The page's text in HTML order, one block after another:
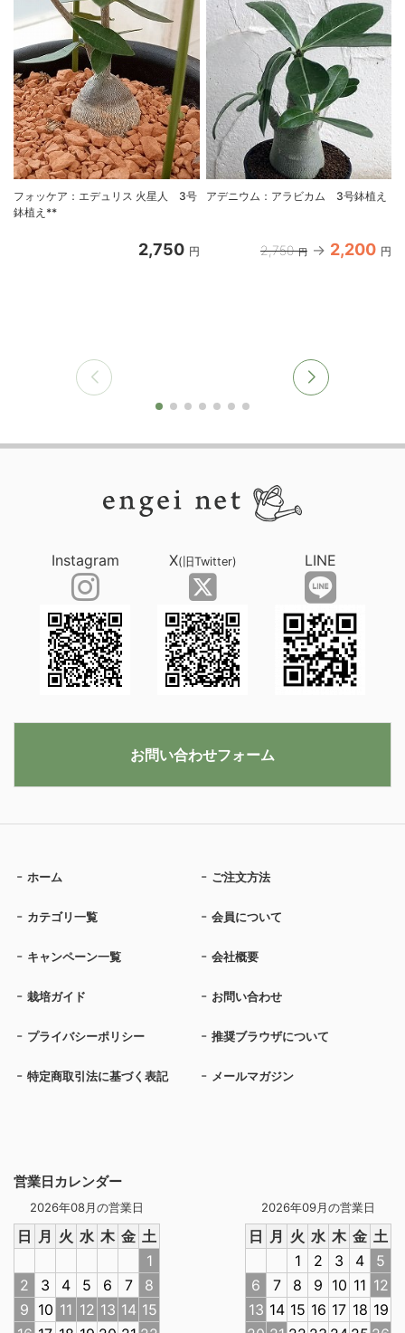
フォッケア：エデュリス 火星人 3号
鉢植え**
2,750 円
アデニウム：アラビカム 3号鉢植え
2,750 円 2,200 円
営業日カレンダー
2026年08月の営業日
日 月 火 水 木 金 土
1
2
3 4 5 6 7
8
9 10 11 12 13 14 15
2026年09月の営業日
日 月 火 水 木 金 土
1
2 3 4
5
6
7 8 9 10 11 12
13 14 15 16 17 18 19
ホーム ご注文方法
カテゴリ一覧 会員について
キャンペーン一覧 会社概要
栽培ガイド お問い合わせ
プライバシーポリシー 推奨ブラウザについて
特定商取引法に基づく表記 メールマガジン
Instagram X(旧Twitter) LINE
お問い合わせフォーム